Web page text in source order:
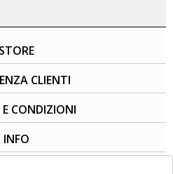
STORE
CLIENTI
CONDIZIONI
INFO